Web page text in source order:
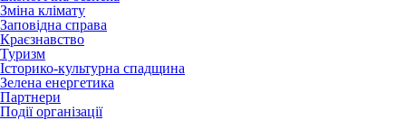
Зміна клімату
Заповідна справа
Краєзнавство
Туризм
Історико-культурна спадщина
Зелена енергетика
Партнери
Події організації